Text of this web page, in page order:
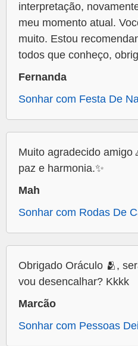
interpretação,
meu momento atual.
muito. Estou
todos que conheço,
Fernanda
Sonhar com Festa De
Muito agradecido amigo
paz e harmonia.✨
Mah
Sonhar com Rodas De
Obrigado Oráculo 🫂,
vou desencalhar? Kkkk
Marcão
Sonhar com Pessoas